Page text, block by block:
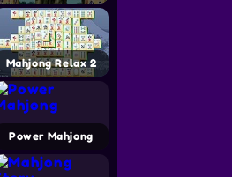
Mahjong Relax 2
Power Mahjong